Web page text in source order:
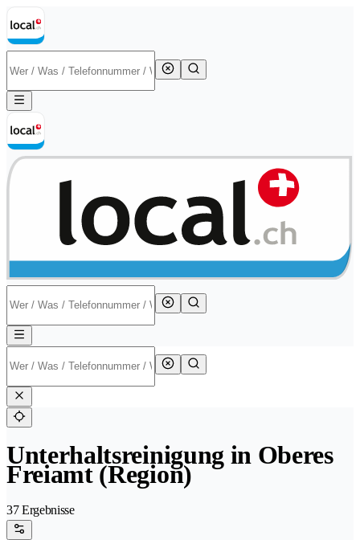
Unterhaltsreinigung in Oberes
Freiamt (Region)
37 Ergebnisse